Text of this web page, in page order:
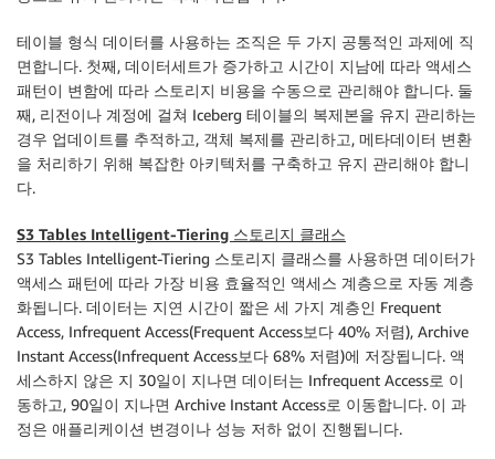
테이블 형식 데이터를 사용하는 조직은 두 가지 공통적인 과제에 직
면합니다. 첫째, 데이터세트가 증가하고 시간이 지남에 따라 액세스
패턴이 변함에 따라 스토리지 비용을 수동으로 관리해야 합니다. 둘
째, 리전이나 계정에 걸쳐 Iceberg 테이블의 복제본을 유지 관리하는
경우 업데이트를 추적하고, 객체 복제를 관리하고, 메타데이터 변환
을 처리하기 위해 복잡한 아키텍처를 구축하고 유지 관리해야 합니
다.
S3 Tables Intelligent-Tiering 스토리지 클래스
S3 Tables Intelligent-Tiering 스토리지 클래스를 사용하면 데이터가
액세스 패턴에 따라 가장 비용 효율적인 액세스 계층으로 자동 계층
화됩니다. 데이터는 지연 시간이 짧은 세 가지 계층인 Frequent
Access, Infrequent Access(Frequent Access보다 40% 저렴), Archive
Instant Access(Infrequent Access보다 68% 저렴)에 저장됩니다. 액
세스하지 않은 지 30일이 지나면 데이터는 Infrequent Access로 이
동하고, 90일이 지나면 Archive Instant Access로 이동합니다. 이 과
정은 애플리케이션 변경이나 성능 저하 없이 진행됩니다.